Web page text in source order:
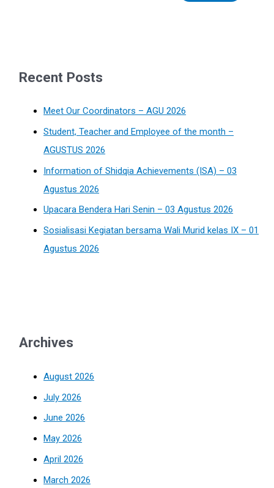
Recent Posts
Meet Our Coordinators – AGU 2026
Student, Teacher and Employee of the month –
AGUSTUS 2026
Information of Shidqia Achievements (ISA) – 03
Agustus 2026
Upacara Bendera Hari Senin – 03 Agustus 2026
Sosialisasi Kegiatan bersama Wali Murid kelas IX – 01
Agustus 2026
Archives
August 2026
July 2026
June 2026
May 2026
April 2026
March 2026